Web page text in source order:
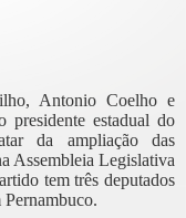
Antonio Coelho e
presidente estadual do
da ampliação das
Assembleia Legislativa
tem três deputados
Pernambuco.